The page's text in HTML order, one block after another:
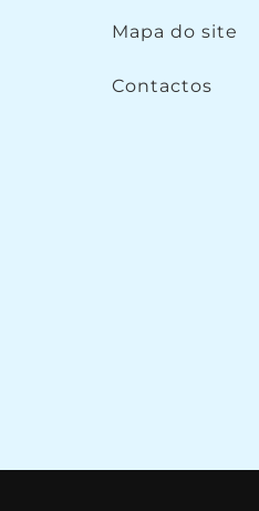
Mapa do site
Contactos